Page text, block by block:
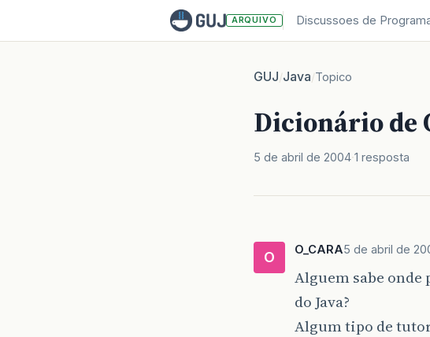
ARQUIVO Discussoes de
GUJ/Java/Topico
Dicionário de
5 de abril de 2004 1 resposta
O O_CARA5 de abril de
Alguem sabe onde
do Java?
Algum tipo de